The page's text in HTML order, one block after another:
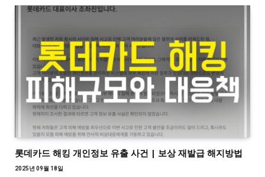
롯데카드 해킹 개인정보 유출 사건 | 보상 재발급 해지방법
2025년 09월 18일